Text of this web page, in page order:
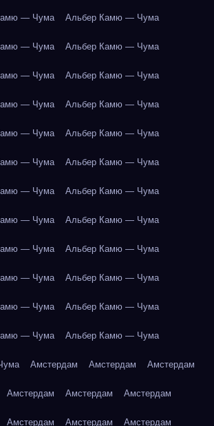
— Чума Альбер Камю — Чума
— Чума Альбер Камю — Чума
— Чума Альбер Камю — Чума
— Чума Альбер Камю — Чума
— Чума Альбер Камю — Чума
— Чума Альбер Камю — Чума
— Чума Альбер Камю — Чума
— Чума Альбер Камю — Чума
— Чума Альбер Камю — Чума
— Чума Альбер Камю — Чума
— Чума Альбер Камю — Чума
— Чума Альбер Камю — Чума
Амстердам Амстердам Амстердам
Амстердам Амстердам Амстердам
Амстердам Амстердам Амстердам